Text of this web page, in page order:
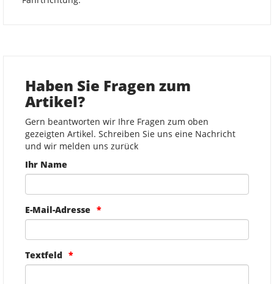
Haben Sie Fragen zum
Artikel?
Gern beantworten wir Ihre Fragen zum oben
gezeigten Artikel. Schreiben Sie uns eine Nachricht
und wir melden uns zurück
Ihr Name
E-Mail-Adresse
Textfeld